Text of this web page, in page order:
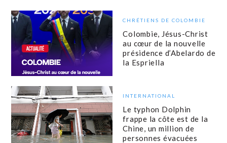
CHRÉTIENS DE COLOMBIE
Colombie, Jésus-Christ
au cœur de la nouvelle
présidence d’Abelardo de
la Espriella
INTERNATIONAL
Le typhon Dolphin
frappe la côte est de la
Chine, un million de
personnes évacuées